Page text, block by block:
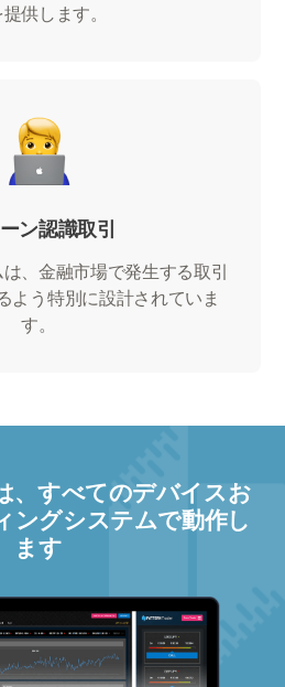
供します。
ン認識取引
、金融市場で発生する取引
よう特別に設計されていま
す。
、すべてのデバイスお
ングシステムで動作し
ます